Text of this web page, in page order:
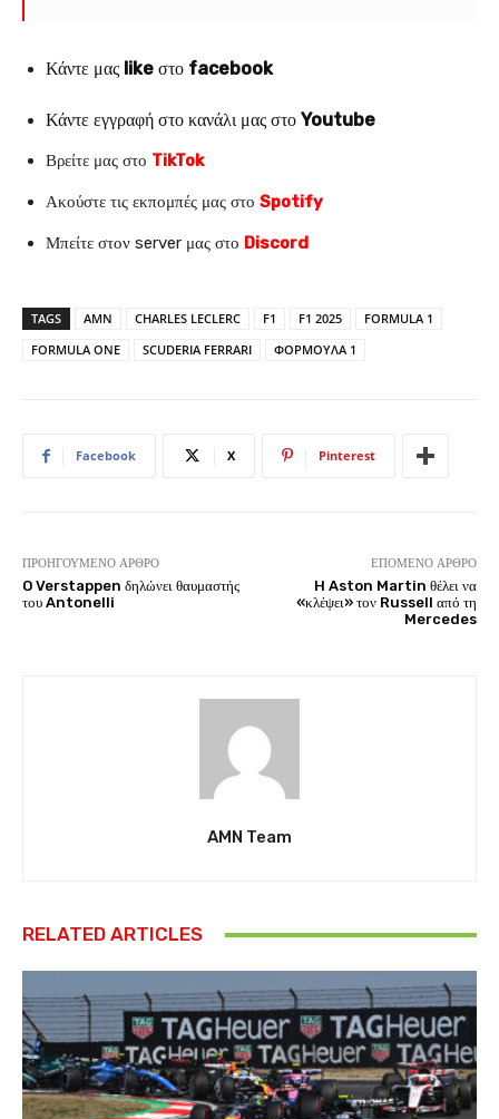
Κάντε μας like στο facebook
Κάντε εγγραφή στο κανάλι μας στο Youtube
Βρείτε μας στο TikTok
Ακούστε τις εκπομπές μας στο Spotify
Μπείτε στον server μας στο Discord
TAGS AMN CHARLES LECLERC F1 F1 2025
FORMULA 1
FORMULA ONE
SCUDERIA FERRARI ΦΟΡΜΟΥΛΑ 1
Facebook X Pinterest
ΠΡΟΗΓΟΎΜΕΝΟ ΆΡΘΡΟ
O Verstappen δηλώνει θαυμαστής
του Antonelli
ΕΠΌΜΕΝΟ ΆΡΘΡΟ
H Aston Martin θέλει να
«κλέψει» τον Russell από τη
Mercedes
AMN Team
RELATED ARTICLES